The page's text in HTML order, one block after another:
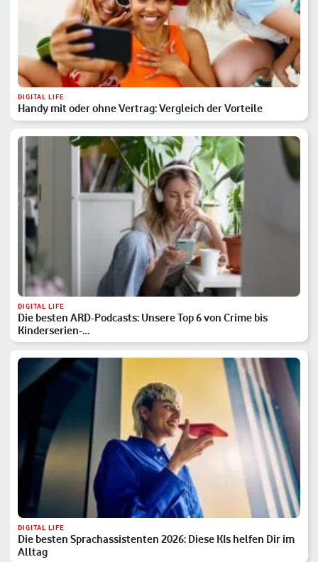
DIGITAL LIFE
Handy mit oder ohne Vertrag: Vergleich der Vorteile
DIGITAL LIFE
Die besten ARD-Podcasts: Unsere Top 6 von Crime bis
Kinderserien-…
DIGITAL LIFE
Die besten Sprachassistenten 2026: Diese KIs helfen Dir im
Alltag